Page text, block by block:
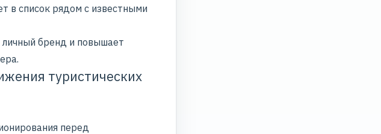
в список рядом с известными
бренд и повышает
туристических
перед